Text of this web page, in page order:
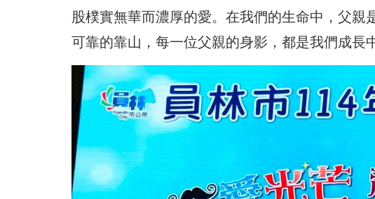
股樸實無華而濃厚的愛。在我們的生命中，父
可靠的靠山，每一位父親的身影，都是我們成長